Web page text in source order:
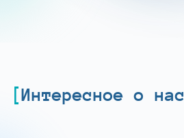
Интересное о нас